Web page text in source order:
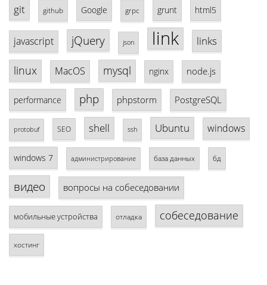
git github Google grpc grunt html5
javascript jQuery json link links
linux MacOS mysql nginx node.js
performance php phpstorm PostgreSQL
protobuf SEO shell ssh Ubuntu windows
windows 7 администрирование база данных бд
видео вопросы на собеседовании
мобильные устройства отладка собеседование
хостинг